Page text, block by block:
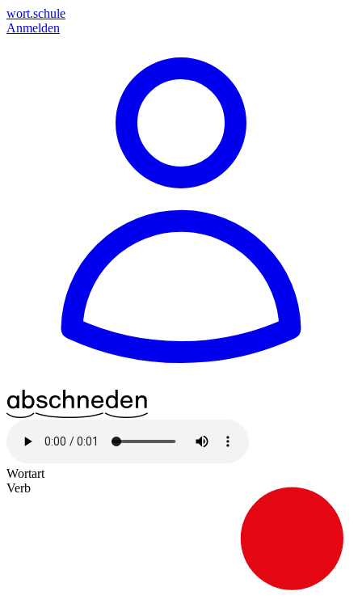
wort.schule
Anmelden
^13ab^34schne^21den
Wortart
Verb